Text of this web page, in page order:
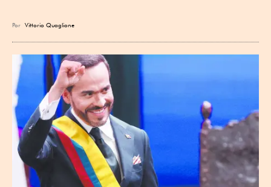
Por Vittorio Quaglione